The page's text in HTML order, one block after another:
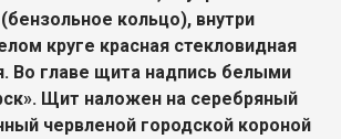
кольцо), внутри
круге красная стекловидная
Во главе щита надпись белыми
Щит наложен на серебряный
червленой городской короной